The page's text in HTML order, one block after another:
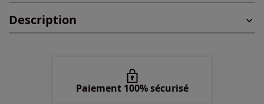
115 -En stock
En stock
Description
Paiement 100% sécurisé